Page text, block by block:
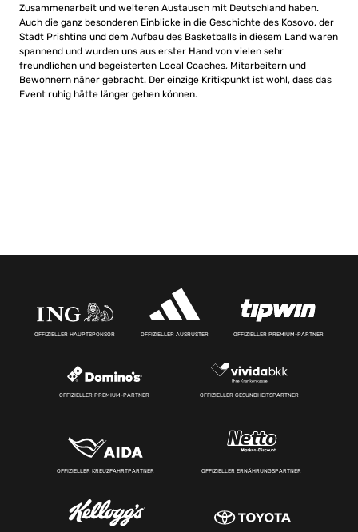
Zusammenarbeit und weiteren Austausch mit Deutschland haben.
Auch die ganz besonderen Einblicke in die Geschichte des Kosovo, der
Stadt Prishtina und dem Aufbau des Basketballs in diesem Land waren
spannend und wurden uns aus erster Hand von vielen sehr
freundlichen und begeisterten Local Coaches, Mitarbeitern und
Bewohnern näher gebracht. Der einzige Kritikpunkt ist wohl, dass das
Event ruhig hätte länger gehen können.
OFFIZIELLER HAUPTSPONSOR OFFIZIELLER AUSRÜSTER OFFIZIELLER PREMIUM-PARTNER
OFFIZIELLER PREMIUM-PARTNER OFFIZIELLER GESUNDHEITSPARTNER
OFFIZIELLER KREUZFAHRTPARTNER OFFIZIELLER ERNÄHRUNGSPARTNER